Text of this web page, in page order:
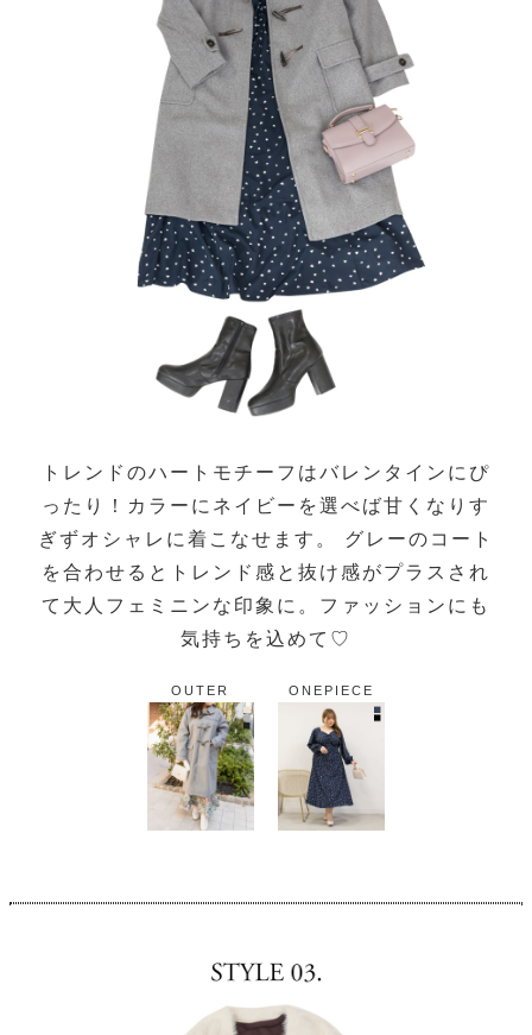
トレンドのハートモチーフはバレンタインにぴ
ったり！カラーにネイビーを選べば甘くなりす
ぎずオシャレに着こなせます。 グレーのコート
を合わせるとトレンド感と抜け感がプラスされ
て大人フェミニンな印象に。ファッションにも
気持ちを込めて♡
OUTER ONEPIECE